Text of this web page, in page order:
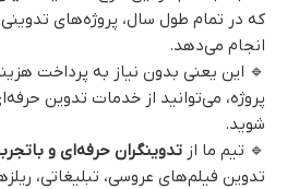
که در تمام طول سال، پروژه‌های تدوینی
انجام می‌دهد.
🔹 این یعنی بدون نیاز به پرداخت
پروژه، می‌توانید از خدمات تدوین
شوید.
🔹 تیم ما از تدوینگران حرفه‌ای و
تدوین فیلم‌های عروسی، تبلیغاتی،